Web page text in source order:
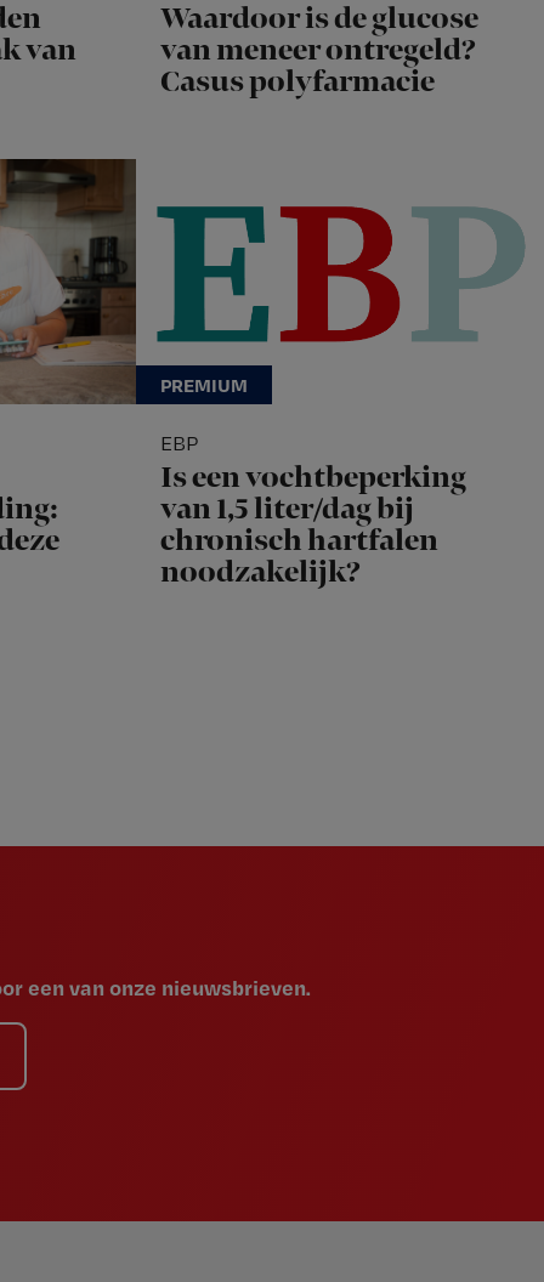
van
Waardoor is de glucose
van meneer ontregeld?
Casus polyfarmacie
EBP
Is een vochtbeperking
van 1,5 liter/dag bij
chronisch hartfalen
noodzakelijk?
een van onze nieuwsbrieven.